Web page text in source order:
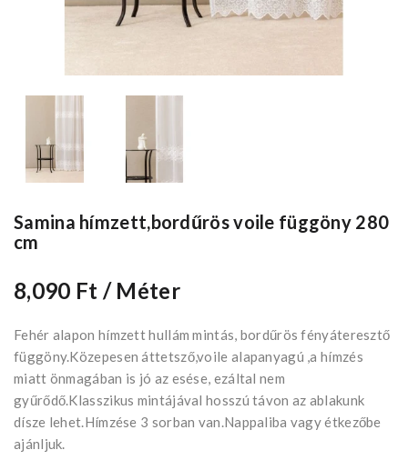
Samina hímzett,bordűrös voile függöny 280
cm
8,090 Ft / Méter
Fehér alapon hímzett hullám mintás, bordűrös fényáteresztő
függöny.Közepesen áttetsző,voile alapanyagú ,a hímzés
miatt önmagában is jó az esése, ezáltal nem
gyűrődő.Klasszikus mintájával hosszú távon az ablakunk
dísze lehet.Hímzése 3 sorban van.Nappaliba vagy étkezőbe
ajánljuk.